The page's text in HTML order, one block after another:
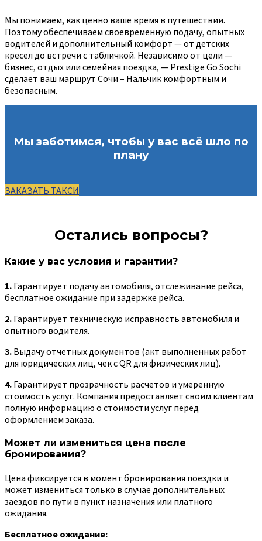
Мы понимаем, как ценно ваше время в путешествии.
Поэтому обеспечиваем своевременную подачу, опытных
водителей и дополнительный комфорт — от детских
кресел до встречи с табличкой. Независимо от цели —
бизнес, отдых или семейная поездка, — Prestige Go Sochi
сделает ваш маршрут Сочи – Нальчик комфортным и
безопасным.
Мы заботимся, чтобы у вас всё шло по
плану
ЗАКАЗАТЬ ТАКСИ
Остались вопросы?
Какие у вас условия и гарантии?
1. Гарантирует подачу автомобиля, отслеживание рейса,
бесплатное ожидание при задержке рейса.
2. Гарантирует техническую исправность автомобиля и
опытного водителя.
3. Выдачу отчетных документов (акт выполненных работ
для юридических лиц, чек с QR для физических лиц).
4. Гарантирует прозрачность расчетов и умеренную
стоимость услуг. Компания предоставляет своим клиентам
полную информацию о стоимости услуг перед
оформлением заказа.
Может ли измениться цена после
бронирования?
Цена фиксируется в момент бронирования поездки и
может измениться только в случае дополнительных
заездов по пути в пункт назначения или платного
ожидания.
Бесплатное ожидание: